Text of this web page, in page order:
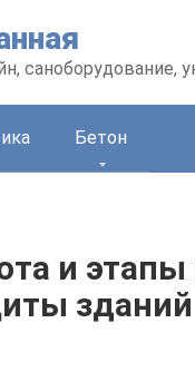
саноборудование,
Бетон
и этапы
зданий